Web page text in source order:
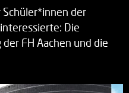
der
Die
FH Aachen und die